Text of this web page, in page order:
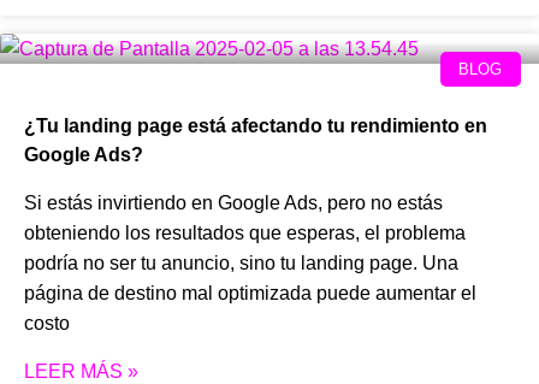
BLOG
¿Tu landing page está afectando tu rendimiento en
Google Ads?
Si estás invirtiendo en Google Ads, pero no estás
obteniendo los resultados que esperas, el problema
podría no ser tu anuncio, sino tu landing page. Una
página de destino mal optimizada puede aumentar el
costo
LEER MÁS »